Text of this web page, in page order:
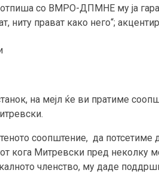
со ВМРО-ДПМНЕ му ја
ниту прават како него“;
на мејл ќе ви пратиме
соопштение, да
кога Митревски пред неколку
членство, му даде